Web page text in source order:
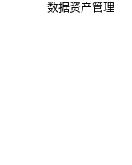
数据资产管理